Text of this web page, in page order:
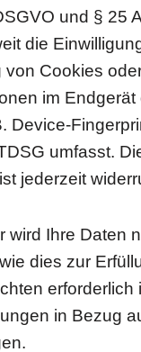
und § 25
die
von Cookies
im Endgerät
Device-
umfasst.
jederzeit
wird Ihre Daten
dies zur
erforderlich
in Bezug